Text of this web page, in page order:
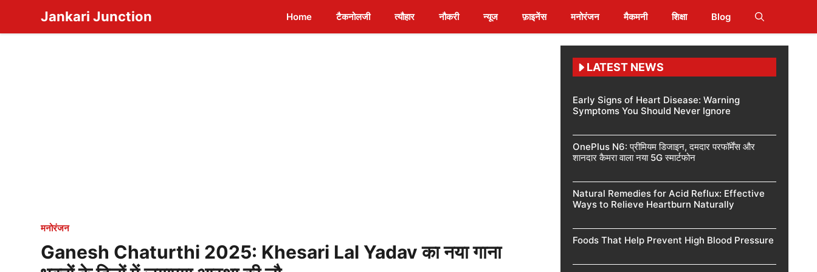
content
Jankari Junction Home टैकनोलजी त्यौहार नौकरी न्यूज फ़ाइनेंस मनोरंजन मैकमनी शिक्षा Blog
मनोरंजन
Ganesh Chaturthi 2025: Khesari Lal Yadav का नया गाना
LATEST NEWS
Early Signs of Heart Disease: Warning
Symptoms You Should Never Ignore
OnePlus N6: प्रीमियम डिजाइन, दमदार परफॉर्मेंस और
शानदार कैमरा वाला नया 5G स्मार्टफोन
Natural Remedies for Acid Reflux: Effective
Ways to Relieve Heartburn Naturally
Foods That Help Prevent High Blood Pressure